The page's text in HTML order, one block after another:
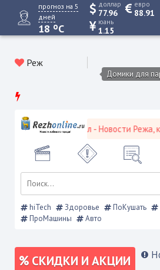
прогноз на 5
дней
18 oC
доллар
77.96
евро
88.91
юань
1.15
Реж
Домики для
городской портал - Новости Режа,
hiTech Здоровье ПоКушать
ПроМашины
Авто
СКИДКИ И АКЦИИ